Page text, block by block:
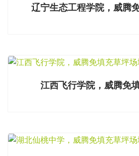
辽宁生态工程学院，威腾
江西飞行学院，威腾免